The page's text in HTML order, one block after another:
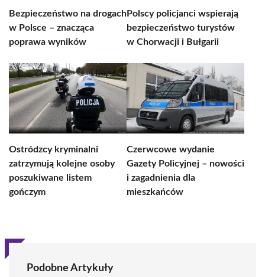
Bezpieczeństwo na drogach
w Polsce – znacząca
poprawa wyników
Polscy policjanci wspierają
bezpieczeństwo turystów
w Chorwacji i Bułgarii
Ostródzcy kryminalni
zatrzymują kolejne osoby
poszukiwane listem
gończym
Czerwcowe wydanie
Gazety Policyjnej – nowości
i zagadnienia dla
mieszkańców
Podobne Artykuły